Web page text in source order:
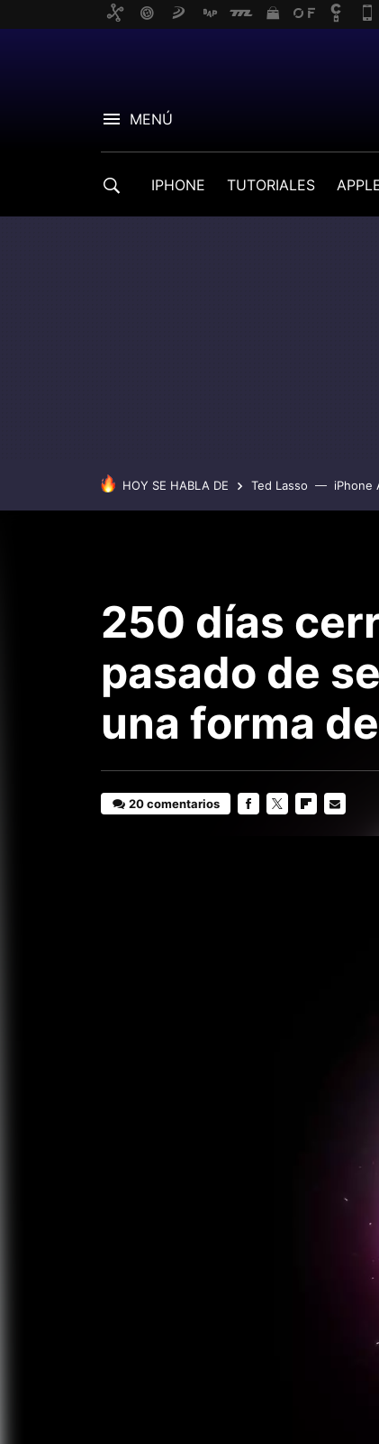
MENÚ
IPHONE TUTORIALES
HOY SE HABLA DE Ted Lasso iPhone
250 días
pasado de
una forma
20 comentarios